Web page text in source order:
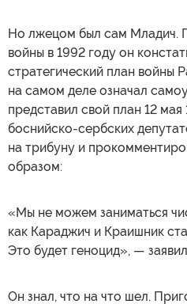
Но лжецом был сам Младич.
войны в 1992 году он
стратегический план войны
на самом деле означал
представил свой план 12
боснийско-сербских
на трибуну и
образом:
«Мы не можем заниматься
как Караджич и Краишник
Это будет геноцид», —
Он знал, что на что шел.